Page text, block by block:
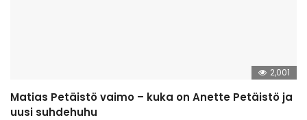
2,001
Matias Petäistö vaimo – kuka on Anette Petäistö ja
uusi suhdehuhu